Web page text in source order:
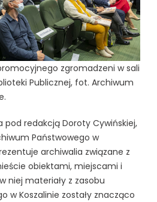
zgromadzeni w sali
Publicznej, fot. Archiwum
pod redakcją Doroty Cywińskiej,
Państwowego w
archiwalia związane z
obiektami, miejscami i
niej materiały z zasobu
w Koszalinie zostały znacząco